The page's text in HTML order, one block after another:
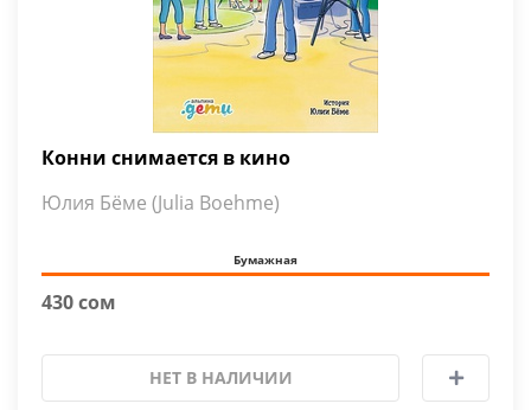
Конни снимается в кино
Юлия Бёме (Julia Boehme)
Бумажная
430 сом
НЕТ В НАЛИЧИИ